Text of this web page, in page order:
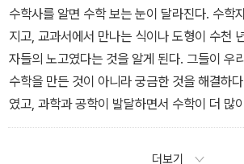
이왕이면 재미있는 책이 아이들 마음에 더 가깝
수학사를 알면 수학 보는 눈이 달라진다. 수학
지고, 교과서에서 만나는 식이나 도형이 수천
자들의 노고였다는 것을 알게 된다. 그들이 우
수학을 만든 것이 아니라 궁금한 것을 해결하
였고, 과학과 공학이 발달하면서 수학이 더 많
되었다는 것을 이해할 수 있다. 더불어 수학이
더보기